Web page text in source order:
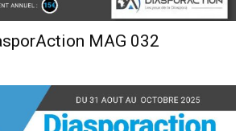
MAG 032